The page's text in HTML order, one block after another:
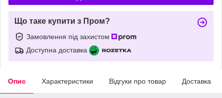
Що таке купити з Пром?
Замовлення під захистом
Доступна доставка
Опис Характеристики Відгуки про товар Доставка